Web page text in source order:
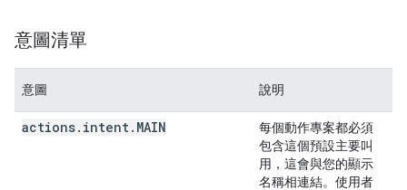
意圖清單
意圖 說明
actions. intent . MAIN
每個動作專案都必須
包含這個預設主要叫
用，這會與您的顯示
名稱相連結。使用者